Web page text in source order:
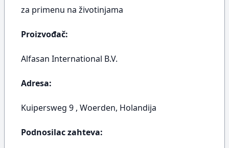
za primenu na životinjama
Proizvođač:
Alfasan International B.V.
Adresa:
Kuipersweg 9 , Woerden, Holandija
Podnosilac zahteva: